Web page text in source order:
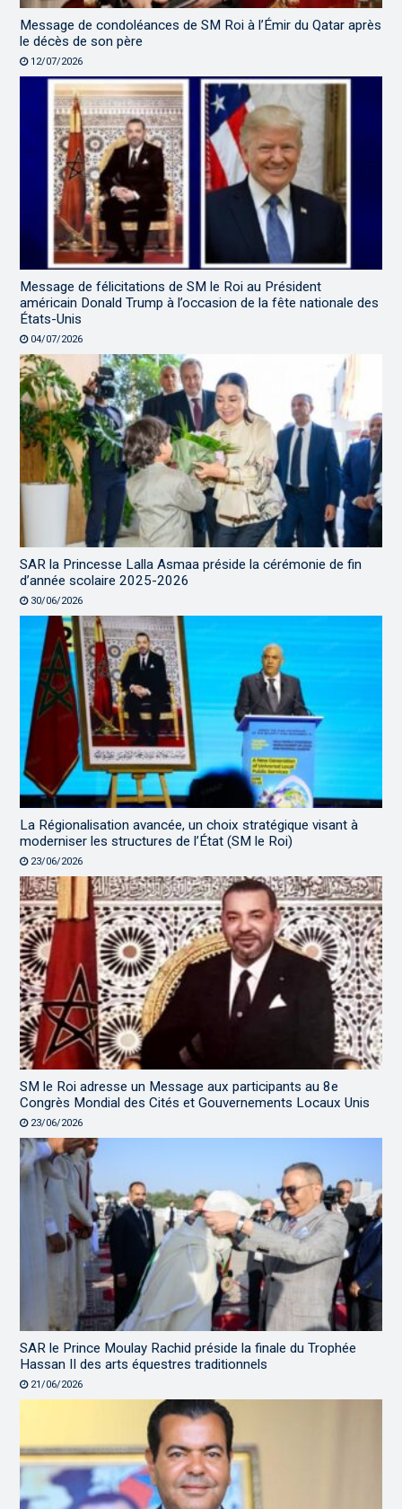
Message de condoléances de SM Roi à l’Émir du Qatar après
le décès de son père
12/07/2026
Message de félicitations de SM le Roi au Président
américain Donald Trump à l’occasion de la fête nationale des
États-Unis
04/07/2026
SAR la Princesse Lalla Asmaa préside la cérémonie de fin
d’année scolaire 2025-2026
30/06/2026
La Régionalisation avancée, un choix stratégique visant à
moderniser les structures de l’État (SM le Roi)
23/06/2026
SM le Roi adresse un Message aux participants au 8e
Congrès Mondial des Cités et Gouvernements Locaux Unis
23/06/2026
SAR le Prince Moulay Rachid préside la finale du Trophée
Hassan II des arts équestres traditionnels
21/06/2026